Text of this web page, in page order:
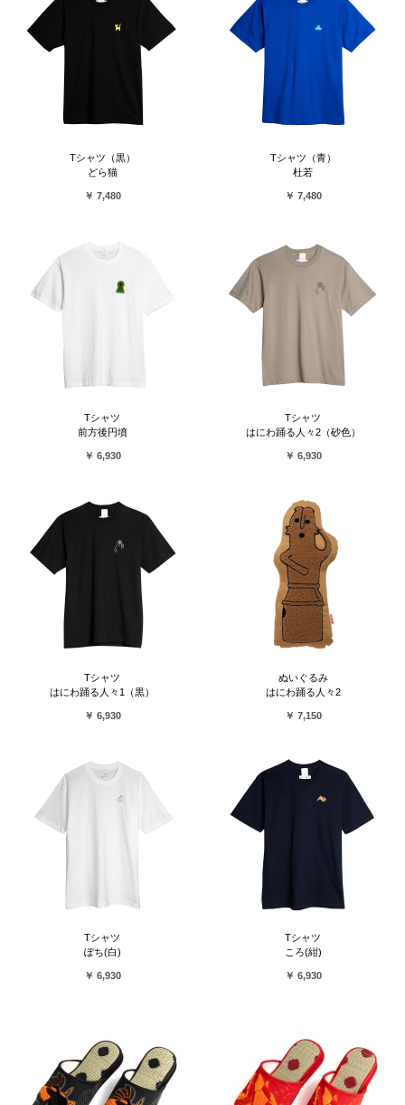
Tシャツ（黒）
どら猫
￥ 7,480
Tシャツ（青）
杜若
￥ 7,480
Tシャツ
前方後円墳
￥ 6,930
Tシャツ
はにわ踊る人々2（砂色）
￥ 6,930
Tシャツ
はにわ踊る人々1（黒）
￥ 6,930
ぬいぐるみ
はにわ踊る人々2
￥ 7,150
Tシャツ
ぽち(白)
￥ 6,930
Tシャツ
ころ(紺)
￥ 6,930